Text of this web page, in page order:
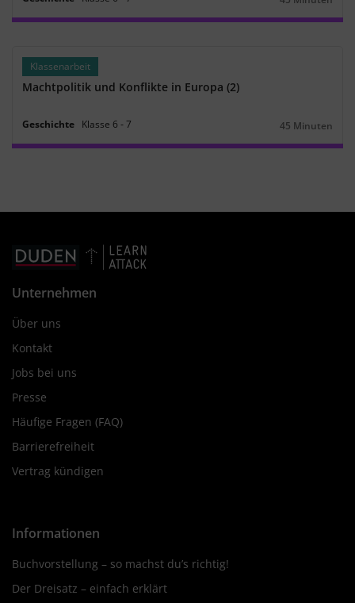
Dauer:
Klassenarbeit
Machtpolitik und Konflikte in Europa (2)
Geschichte Klasse 6 ‐7
Dauer:
45 Minuten
Unternehmen
Über uns
Kontakt
Jobs bei uns
Presse
Häufige Fragen (FAQ)
Barrierefreiheit
Vertrag kündigen
Informationen
Buchvorstellung – so machst du’s richtig!
Der Dreisatz – einfach erklärt